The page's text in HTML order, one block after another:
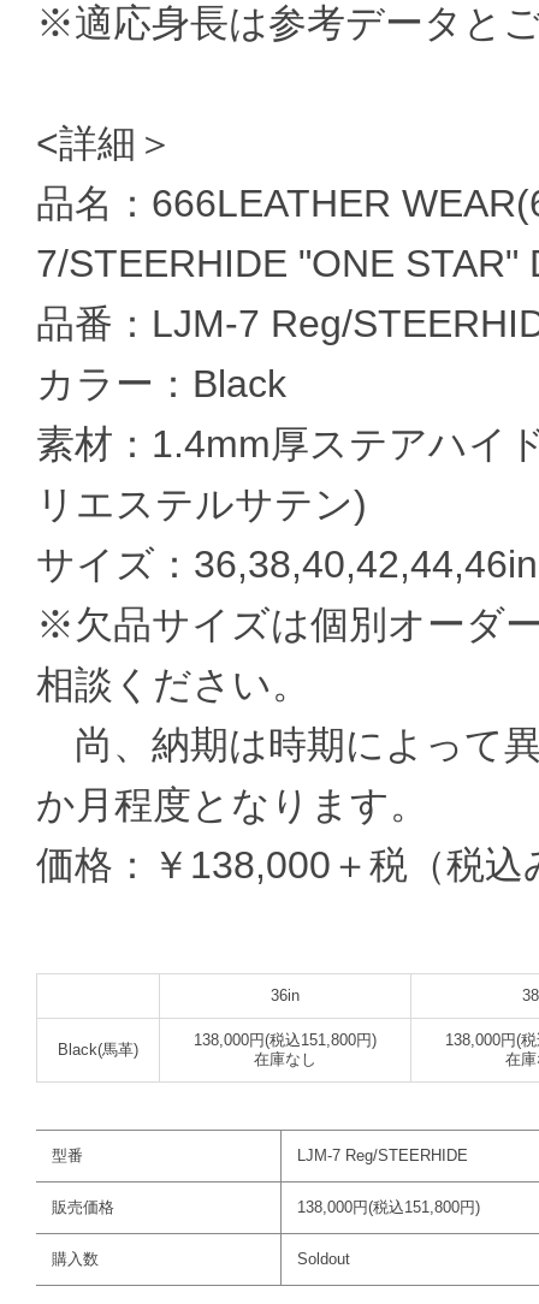
※適応身長は参考データと
<詳細＞
品名：666LEATHER
7/STEERHIDE "ONE
品番：LJM-7 Reg/
カラー：Black
素材：1.4mm厚ステアハイ
リエステルサテン)
サイズ：36,38,40,42,44,46in
※欠品サイズは個別オーダ
相談ください。
尚、納期は時期によって
か月程度となります。
価格：￥138,000＋税（税込
36in
Black(馬革)
138,000円(税込151,800円)
在庫なし
138,000円(
在
型番 LJM-7 Reg/STEERHIDE
販売価格 138,000円(税込151,800円)
購入数 Soldout